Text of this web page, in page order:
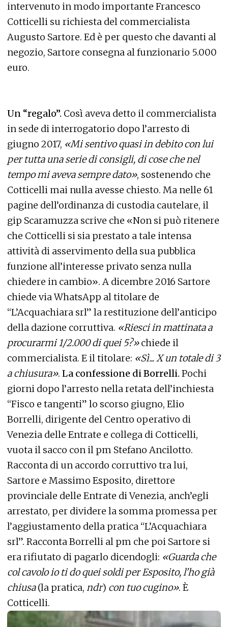
intervenuto in modo importante Francesco
Cotticelli su richiesta del commercialista
Augusto Sartore. Ed è per questo che davanti al
negozio, Sartore consegna al funzionario 5.000
euro.
Un “regalo”. Così aveva detto il commercialista
in sede di interrogatorio dopo l’arresto di
giugno 2017, «Mi sentivo quasi in debito con lui
per tutta una serie di consigli, di cose che nel
tempo mi aveva sempre dato», sostenendo che
Cotticelli mai nulla avesse chiesto. Ma nelle 61
pagine dell’ordinanza di custodia cautelare, il
gip Scaramuzza scrive che «Non si può ritenere
che Cotticelli si sia prestato a tale intensa
attività di asservimento della sua pubblica
funzione all’interesse privato senza nulla
chiedere in cambio». A dicembre 2016 Sartore
chiede via WhatsApp al titolare de
“L’Acquachiara srl” la restituzione dell’anticipo
della dazione corruttiva. «Riesci in mattinata a
procurarmi 1/2.000 di quei 5?»chiede il
commercialista. E il titolare: «Sì... X un totale di 3
a chiusura». La confessione di Borrelli. Pochi
giorni dopo l’arresto nella retata dell’inchiesta
“Fisco e tangenti” lo scorso giugno, Elio
Borrelli, dirigente del Centro operativo di
Venezia delle Entrate e collega di Cotticelli,
vuota il sacco con il pm Stefano Ancilotto.
Racconta di un accordo corruttivo tra lui,
Sartore e Massimo Esposito, direttore
provinciale delle Entrate di Venezia, anch’egli
arrestato, per dividere la somma promessa per
l’aggiustamento della pratica “L’Acquachiara
srl”. Racconta Borrelli al pm che poi Sartore si
era rifiutato di pagarlo dicendogli: «Guarda che
col cavolo io ti do quei soldi per Esposito, l’ho già
chiusa(la pratica, ndr) con tuo cugino». È
Cotticelli.